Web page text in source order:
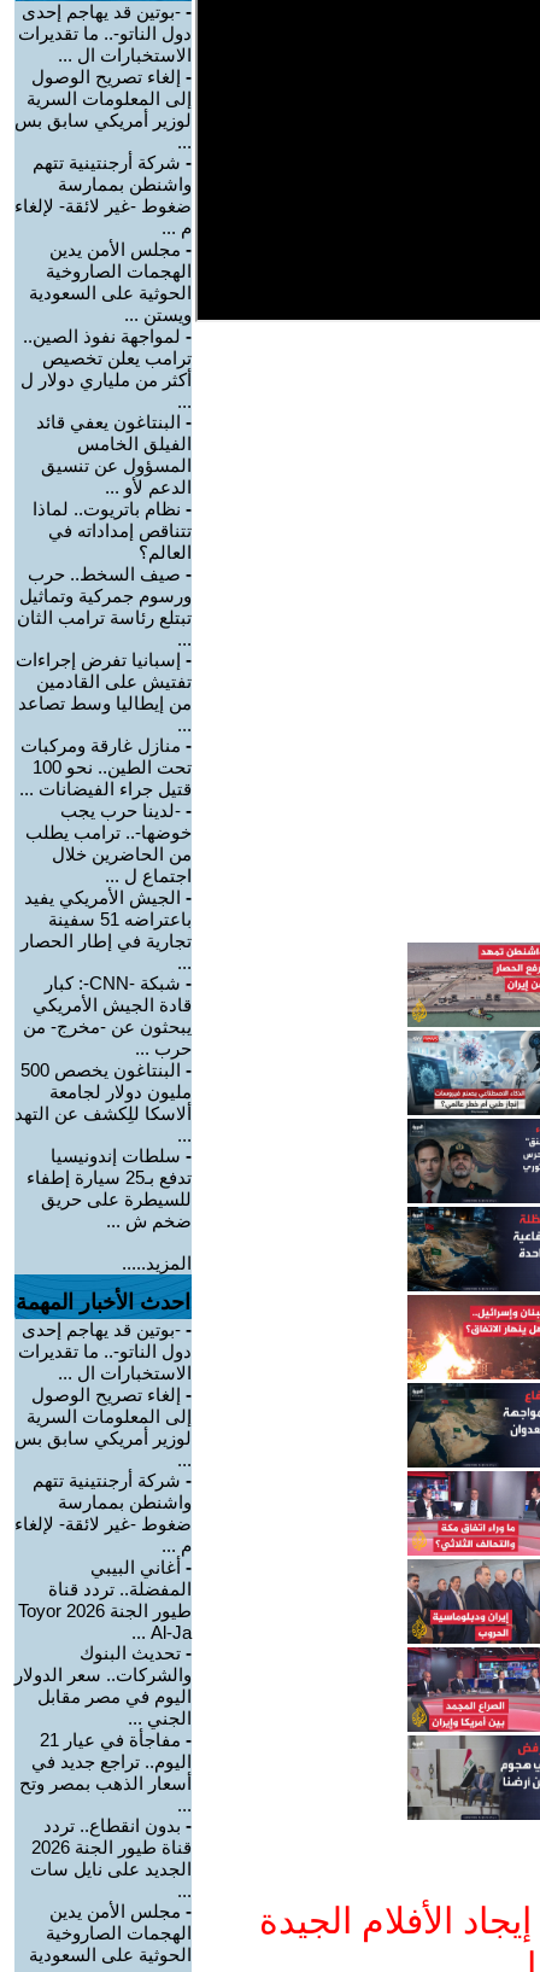
الأفلام الجيدة
- -بوتين قد يهاجم إحدى
دول الناتو-.. ما تقديرات
الاستخبارات ال ...
- إلغاء تصريح الوصول
إلى المعلومات السرية
لوزير أمريكي سابق بس
...
- شركة أرجنتينية تتهم
واشنطن بممارسة
ضغوط -غير لائقة- لإلغاء
م ...
- مجلس الأمن يدين
الهجمات الصاروخية
الحوثية على السعودية
ويستن ...
- لمواجهة نفوذ الصين..
ترامب يعلن تخصيص
أكثر من ملياري دولار ل
...
- البنتاغون يعفي قائد
الفيلق الخامس
المسؤول عن تنسيق
الدعم لأو ...
- نظام باتريوت.. لماذا
تتناقص إمداداته في
العالم؟
- صيف السخط.. حرب
ورسوم جمركية وتماثيل
تبتلع رئاسة ترامب الثان
...
- إسبانيا تفرض إجراءات
تفتيش على القادمين
من إيطاليا وسط تصاعد
...
- منازل غارقة ومركبات
تحت الطين.. نحو 100
قتيل جراء الفيضانات ...
- -لدينا حرب يجب
خوضها-.. ترامب يطلب
من الحاضرين خلال
اجتماع ل ...
- الجيش الأمريكي يفيد
باعتراضه 51 سفينة
تجارية في إطار الحصار
...
-
شبكة -CNN-: كبار
قادة الجيش الأمريكي
يبحثون عن -مخرج- من
حرب ...
-
البنتاغون يخصص 500
مليون دولار لجامعة
ألاسكا للِكشف عن التهد
...
- سلطات إندونيسيا
تدفع بـ25 سيارة إطفاء
للسيطرة على حريق
ضخم ش ...
المزيد.....
احدث الأخبار المهمة
- -بوتين قد يهاجم إحدى
دول الناتو-.. ما تقديرات
الاستخبارات ال ...
- إلغاء تصريح الوصول
إلى المعلومات السرية
لوزير أمريكي سابق بس
...
- شركة أرجنتينية تتهم
واشنطن بممارسة
ضغوط -غير لائقة- لإلغاء
م ...
- أغاني البيبي
المفضلة.. تردد قناة
طيور الجنة 2026 Toyor
Al-Ja ...
- تحديث البنوك
والشركات.. سعر الدولار
اليوم في مصر مقابل
الجني ...
-
مفاجأة في عيار 21
اليوم.. تراجع جديد في
أسعار الذهب بمصر وتح
...
- بدون انقطاع.. تردد
قناة طيور الجنة 2026
الجديد على نايل سات
...
- مجلس الأمن يدين
الهجمات الصاروخية
الحوثية على السعودية